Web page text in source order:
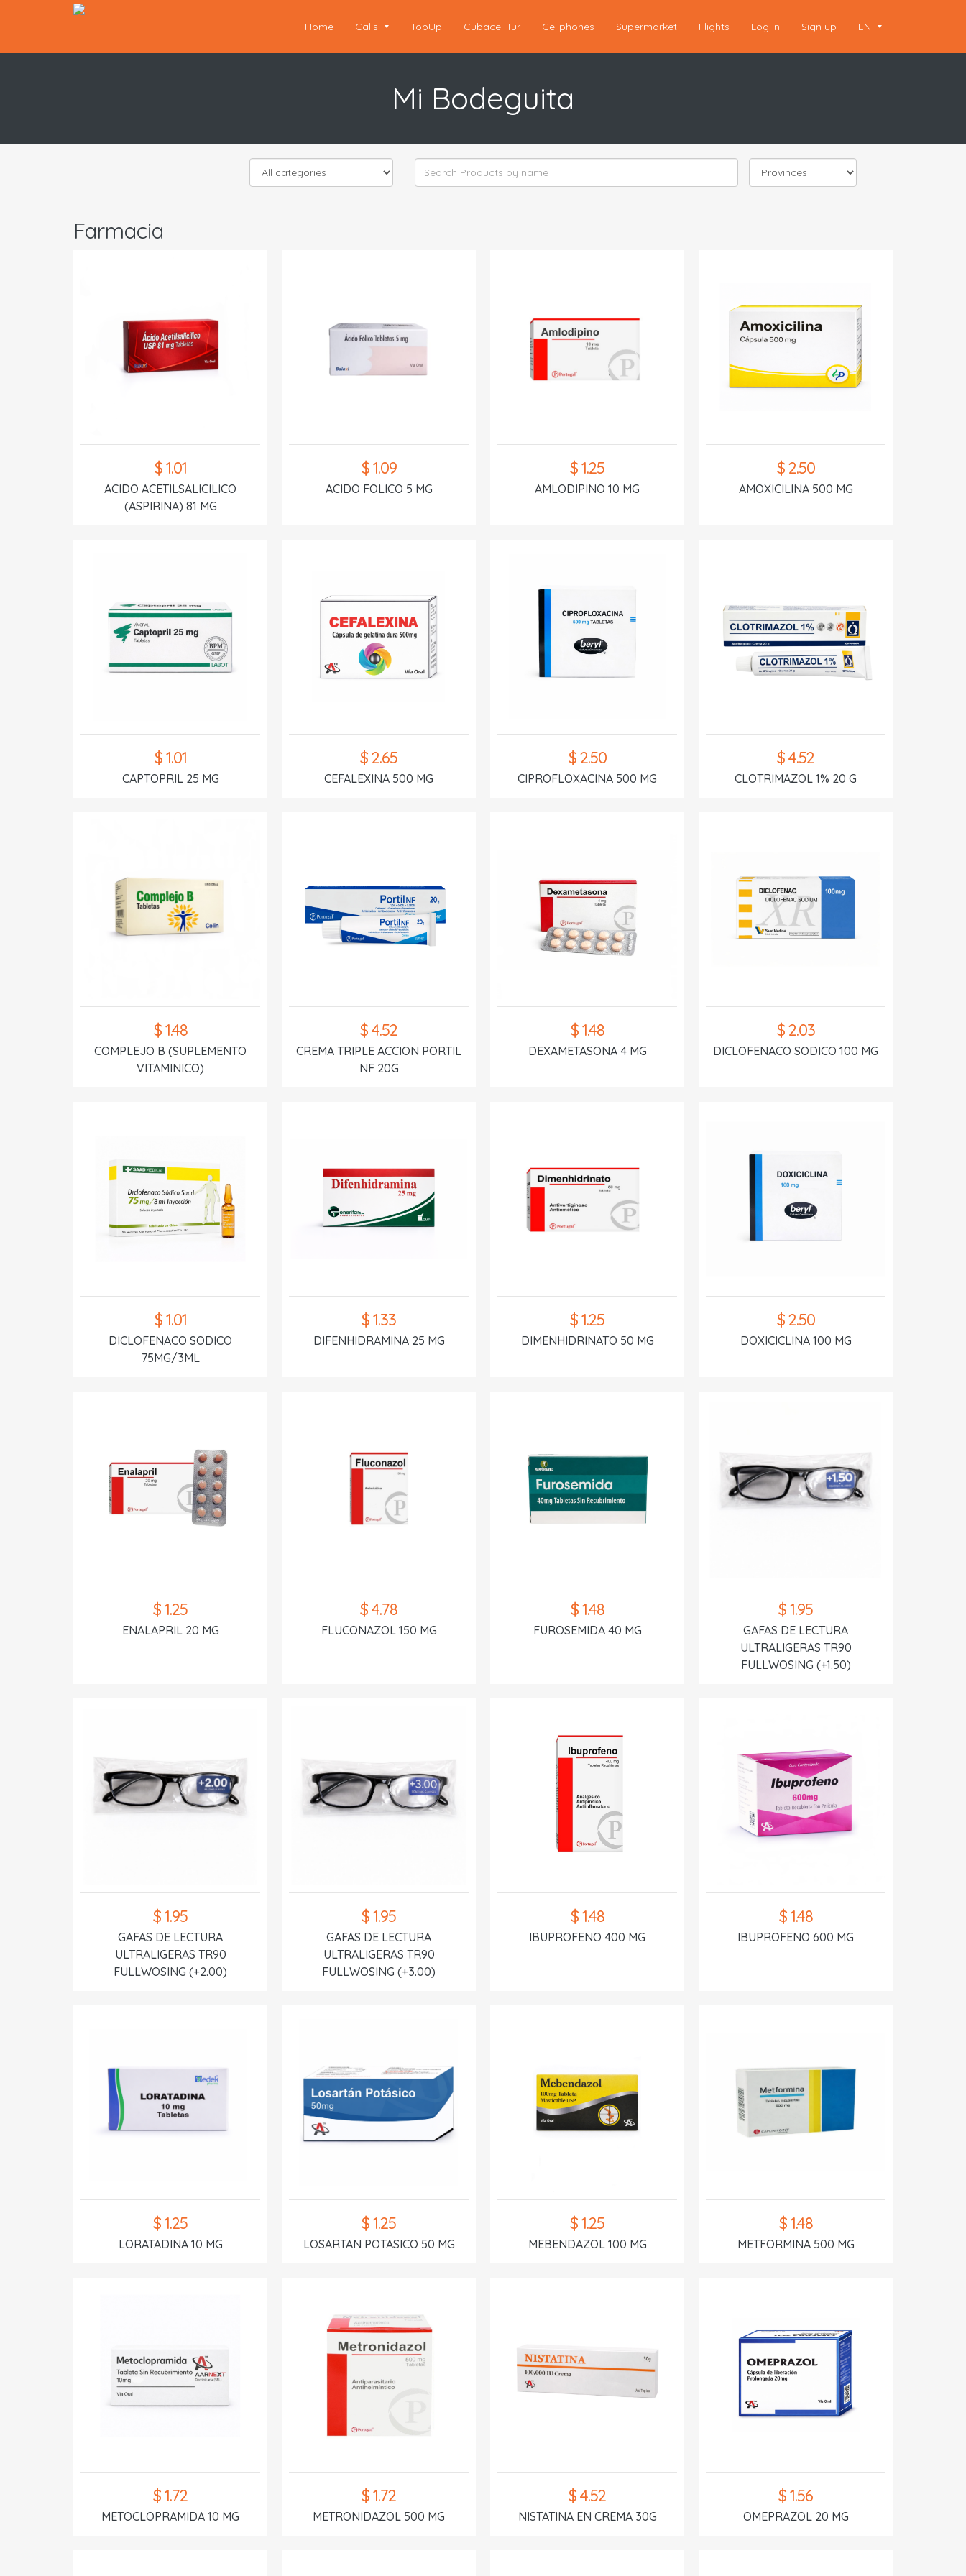
Home Calls TopUp Cubacel Tur Cellphones Supermarket Flights Log in Sign up EN
Mi Bodeguita
Farmacia
$ 1.01
ACIDO ACETILSALICILICO
(ASPIRINA) 81 MG
$ 1.09
ACIDO FOLICO 5 MG
$ 1.25
AMLODIPINO 10 MG
$ 2.50
AMOXICILINA 500 MG
$ 1.01
CAPTOPRIL 25 MG
$ 2.65
CEFALEXINA 500 MG
$ 2.50
CIPROFLOXACINA 500 MG
$ 4.52
CLOTRIMAZOL 1% 20 G
$ 1.48
COMPLEJO B (SUPLEMENTO
VITAMINICO)
$ 4.52
CREMA TRIPLE ACCION PORTIL
NF 20G
$ 1.48
DEXAMETASONA 4 MG
$ 2.03
DICLOFENACO SODICO 100 MG
$ 1.01
DICLOFENACO SODICO
75MG/3ML
$ 1.33
DIFENHIDRAMINA 25 MG
$ 1.25
DIMENHIDRINATO 50 MG
$ 2.50
DOXICICLINA 100 MG
$ 1.25
ENALAPRIL 20 MG
$ 4.78
FLUCONAZOL 150 MG
$ 1.48
FUROSEMIDA 40 MG
$ 1.95
GAFAS DE LECTURA
ULTRALIGERAS TR90
FULLWOSING (+1.50)
$ 1.95
GAFAS DE LECTURA
ULTRALIGERAS TR90
FULLWOSING (+2.00)
$ 1.95
GAFAS DE LECTURA
ULTRALIGERAS TR90
FULLWOSING (+3.00)
$ 1.48
IBUPROFENO 400 MG
$ 1.48
IBUPROFENO 600 MG
$ 1.25
LORATADINA 10 MG
$ 1.25
LOSARTAN POTASICO 50 MG
$ 1.25
MEBENDAZOL 100 MG
$ 1.48
METFORMINA 500 MG
$ 1.72
METOCLOPRAMIDA 10 MG
$ 1.72
METRONIDAZOL 500 MG
$ 4.52
NISTATINA EN CREMA 30G
$ 1.56
OMEPRAZOL 20 MG